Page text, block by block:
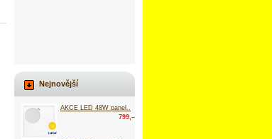
Nejnovější
AKCE LED 48W panel..
799,–